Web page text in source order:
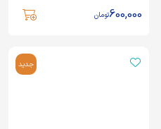
600,000تومان
جدید